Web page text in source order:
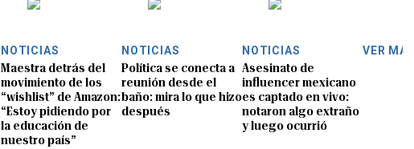
NOTICIAS
Maestra detrás del
movimiento de los
“wishlist” de Amazon:
“Estoy pidiendo por
la educación de
nuestro país”
NOTICIAS
Política se conecta a
reunión desde el
baño: mira lo que hizo
después
NOTICIAS
Asesinato de
influencer mexicano
es captado en vivo:
notaron algo extraño
y luego ocurrió
VER MÁS